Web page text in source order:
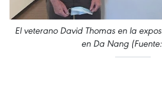
El veterano David Thomas en la
en Da Nang